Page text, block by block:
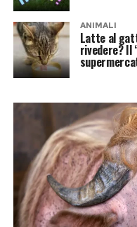
ANIMALI
Latte al
rivedere? Il